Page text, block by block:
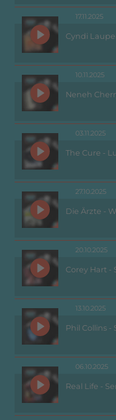
17.11.2025
Cyndi
10.11.2025
Neneh
03.11.2025
The Cure -
27.10.2025
Die Ärzte -
20.10.2025
Corey Hart -
13.10.2025
Phil Collins -
06.10.2025
Real Life -